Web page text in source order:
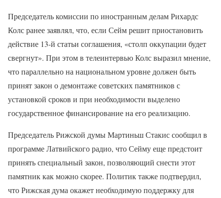
Председатель комиссии по иностранным делам Рихардс
Колс ранее заявлял, что, если Сейм решит приостановить
действие 13-й статьи соглашения, «столп оккупации будет
свергнут». При этом в телеинтервью Колс выразил мнение,
что параллельно на национальном уровне должен быть
принят закон о демонтаже советских памятников с
установкой сроков и при необходимости выделено
государственное финансирование на его реализацию.
Председатель Рижской думы Мартиньш Стакис сообщил в
программе Латвийского радио, что Сейму еще предстоит
принять специальный закон, позволяющий снести этот
памятник как можно скорее. Политик также подтвердил,
что Рижская дума окажет необходимую поддержку для